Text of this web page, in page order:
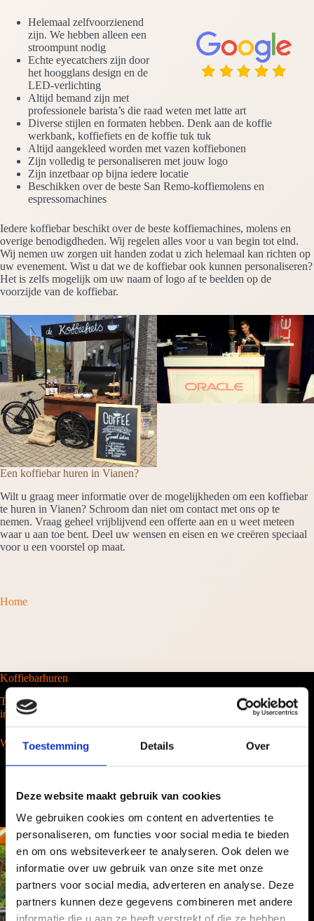
Toestemming Details Over
Deze website maakt gebruik van cookies
We gebruiken cookies om content en advertenties te
personaliseren, om functies voor social media te bieden
en om ons websiteverkeer te analyseren. Ook delen we
informatie over uw gebruik van onze site met onze
partners voor social media, adverteren en analyse. Deze
partners kunnen deze gegevens combineren met andere
informatie die u aan ze heeft verstrekt of die ze hebben
Helemaal zelfvoorzienend
zijn. We hebben alleen een
stroompunt nodig
Echte eyecatchers zijn door
het hoogglans design en de
LED-verlichting
Altijd bemand zijn met
professionele barista’s die raad weten met latte art
Diverse stijlen en formaten hebben. Denk aan de koffie
werkbank, koffiefiets en de koffie tuk tuk
Altijd aangekleed worden met vazen koffiebonen
Zijn volledig te personaliseren met jouw logo
Zijn inzetbaar op bijna iedere locatie
Beschikken over de beste San Remo-koffiemolens en
espressomachines
Iedere koffiebar beschikt over de beste koffiemachines, molens en
overige benodigdheden. Wij regelen alles voor u van begin tot eind.
Wij nemen uw zorgen uit handen zodat u zich helemaal kan richten op
uw evenement. Wist u dat we de koffiebar ook kunnen personaliseren?
Het is zelfs mogelijk om uw naam of logo af te beelden op de
voorzijde van de koffiebar.
Een koffiebar huren in Vianen?
Wilt u graag meer informatie over de mogelijkheden om een koffiebar
te huren in Vianen? Schroom dan niet om contact met ons op te
nemen. Vraag geheel vrijblijvend een offerte aan en u weet meteen
waar u aan toe bent. Deel uw wensen en eisen en we creëren speciaal
voor u een voorstel op maat.
Home
Koffiebarhuren
Tel. 088-2035100
info@barcompany.nl
Wij werken landelijk